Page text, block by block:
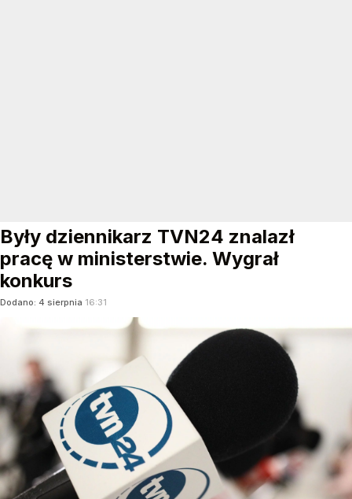
Były dziennikarz TVN24 znalazł
pracę w ministerstwie. Wygrał
konkurs
Dodano: 4 sierpnia 16:31